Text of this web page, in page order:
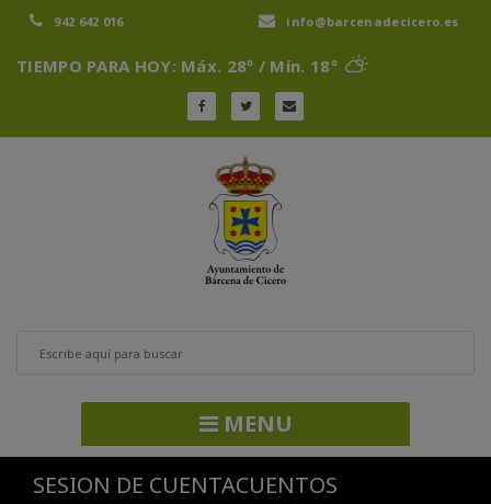
942 642 016 info@barcenadecicero.es
TIEMPO PARA HOY: Máx. 28º / Mín. 18º
MENU
SESION DE CUENTACUENTOS